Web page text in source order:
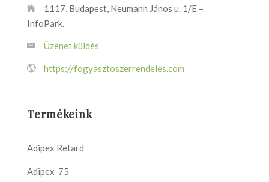
1117, Budapest, Neumann János u. 1/E –
InfoPark.
Üzenet küldés
https://fogyasztoszerrendeles.com
Termékeink
Adipex Retard
Adipex-75